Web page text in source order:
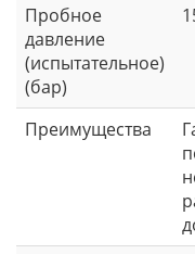
Пробное
давление
(испытательное)
(бар)
Преимущества